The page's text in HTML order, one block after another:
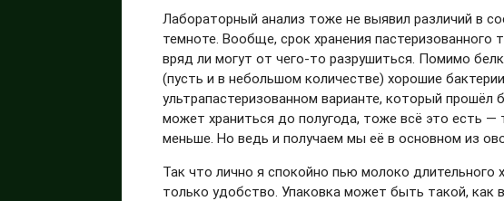
Лабораторный анализ тоже не выявил различий в
темноте. Вообще, срок хранения
вряд ли могут от чего-то разрушиться. Помимо
(пусть и в небольшом количестве) хорошие
ультрапастеризованном варианте, который
может храниться до полугода, тоже всё это есть
меньше. Но ведь и получаем мы её в основном из
Так что лично я спокойно пью молоко длительного
только удобство. Упаковка может быть такой, как